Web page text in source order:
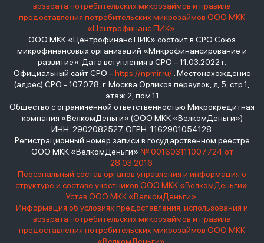
возврата потребительских микрозаймов и правила
предоставления потребительских микрозаймов ООО МКК
«Центрофинанс ПИК»
ООО МКК «Центрофинанс ПИК» состоит в СРО Союз
микрофинансовых организаций «Микрофинансирование и
развитие». Дата вступления в СРО – 11.03.2022 г.
Официальный сайт СРО –https://npmir.ru/. Местонахождение
(адрес) СРО - 107078, г. Москва Орликов переулок, д.5, стр.1,
этаж 2, пом.11
Общество с ограниченной ответственностью Микрокредитная
компания «ВелкомДеньги» (ООО МКК «ВелкомДеньги»)
ИНН: 2902082527, ОГРН: 1162901054128
Регистрационный номер записи в государственном реестре
ООО МКК «ВелкомДеньги» № 001603111007724 от
28.03.2016
Персональный состав органов управления и информация о
структуре и составе участников ООО МКК «ВелкомДеньги»
Устав ООО МКК «ВелкомДеньги»
Информация об условиях предоставления, использования и
возврата потребительских микрозаймов и правила
предоставления потребительских микрозаймов ООО МКК